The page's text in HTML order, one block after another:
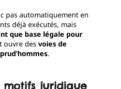
pas automatiquement en
déjà exécutés, mais
que base légale pour
ouvre des voies de
.